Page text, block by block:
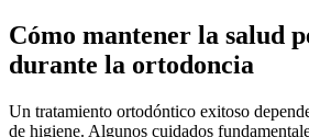
Cómo mantener la salud
durante la ortodoncia
Un tratamiento ortodóntico exitoso
de higiene. Algunos cuidados